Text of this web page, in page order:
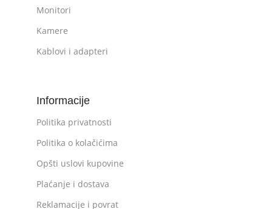
Monitori
Kamere
Kablovi i adapteri
Informacije
Politika privatnosti
Politika o kolačićima
Opšti uslovi kupovine
Plaćanje i dostava
Reklamacije i povrat